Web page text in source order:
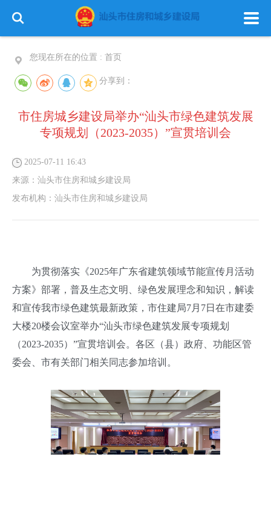
您现在所在的位置 : 首页
分享到：
市住房城乡建设局举办“汕头市绿色建筑发展
专项规划（2023-2035）”宣贯培训会
2025-07-11 16:43
来源： 汕头市住房和城乡建设局
发布机构： 汕头市住房和城乡建设局
为贯彻落实《2025年广东省建筑领域节能宣传月活动
方案》部署，普及生态文明、绿色发展理念和知识，解读
和宣传我市绿色建筑最新政策，市住建局7月7日在市建委
大楼20楼会议室举办“汕头市绿色建筑发展专项规划
（2023-2035）”宣贯培训会。各区（县）政府、功能区管
委会、市有关部门相关同志参加培训。